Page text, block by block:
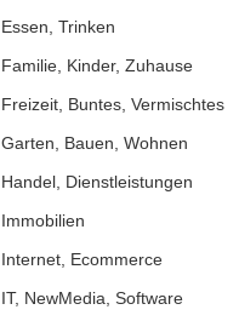
Essen, Trinken
Familie, Kinder, Zuhause
Freizeit, Buntes, Vermischtes
Garten, Bauen, Wohnen
Handel, Dienstleistungen
Immobilien
Internet, Ecommerce
IT, NewMedia, Software